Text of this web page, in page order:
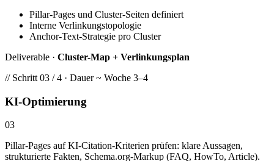
Pillar-Pages und Cluster-Seiten definiert
Interne Verlinkungstopologie
Anchor-Text-Strategie pro Cluster
Deliverable · Cluster-Map + Verlinkungsplan
// Schritt 03 / 4 · Dauer ~ Woche 3–4
KI-Optimierung
03
Pillar-Pages auf KI-Citation-Kriterien prüfen: klare Aussagen,
strukturierte Fakten, Schema.org-Markup (FAQ, HowTo, Article).